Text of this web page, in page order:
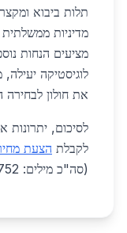
מדיניות
מציעים הנחות
לוגיסטיקה
את חולון לבחירה
לסיכום, יתרונות
לקבלת הצעת
(סה"כ מילים: 752)